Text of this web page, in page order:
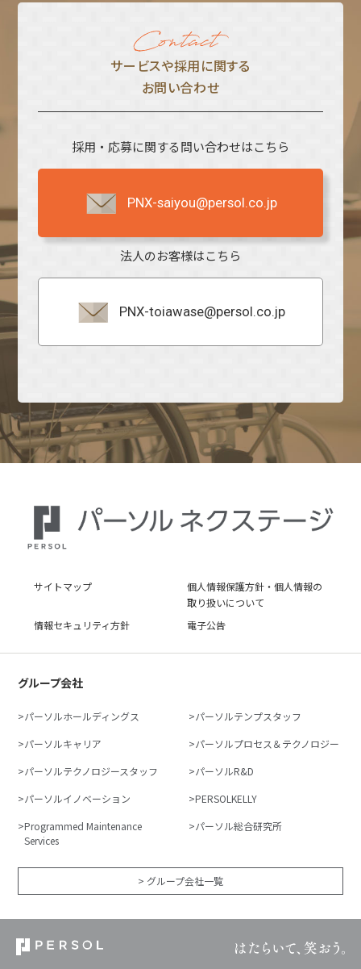
サービスや採⽤に関する
お問い合わせ
採用・応募に関する問い合わせはこちら
PNX-saiyou@persol.co.jp
法人のお客様はこちら
PNX-toiawase@persol.co.jp
サイトマップ
個人情報保護方針・個人情報の
取り扱いについて
情報セキュリティ方針
電子公告
グループ会社
パーソルホールディングス
パーソルテンプスタッフ
パーソルキャリア
パーソルプロセス＆テクノロジー
パーソルテクノロジースタッフ
パーソルR&D
パーソルイノベーション
PERSOLKELLY
Programmed Maintenance
Services
パーソル総合研究所
> グループ会社一覧